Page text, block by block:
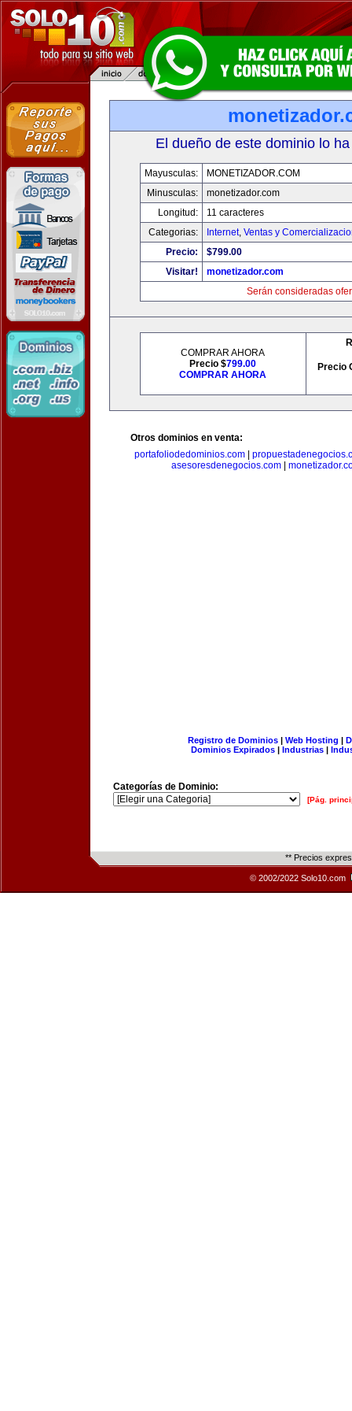
El dueño de este dominio lo
Mayusculas:
MONETIZADOR.COM
Minusculas:
monetizador.com
Longitud:
11 caracteres
Categorias:
Internet, Ventas y
Precio:
$799.00
Visitar!
monetizador.com
Serán consideradas
COMPRAR AHORA
Precio $799.00
COMPRAR AHORA
Precio
Otros dominios en venta:
portafoliodedominios.com|
asesoresdenegocios.com
Registro de Dominios| Web Hosting |
Dominios Expirados | Industrias |
Categorías de Dominio:
[Pág.
** Precios
© 2002/2022 Solo10.com